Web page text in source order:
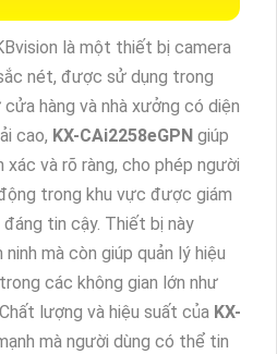
là một thiết bị camera
nét, được sử dụng trong
hàng và nhà xưởng có diện
cao, KX-CAi2258eGPN giúp
và rõ ràng, cho phép người
trong khu vực được giám
tin cậy. Thiết bị này
mà còn giúp quản lý hiệu
các không gian lớn như
lượng và hiệu suất của KX-
mà người dùng có thể tin